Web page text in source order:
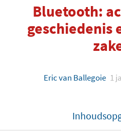
Bluetooth:
geschiedenis
Eric van Ballegoie 1